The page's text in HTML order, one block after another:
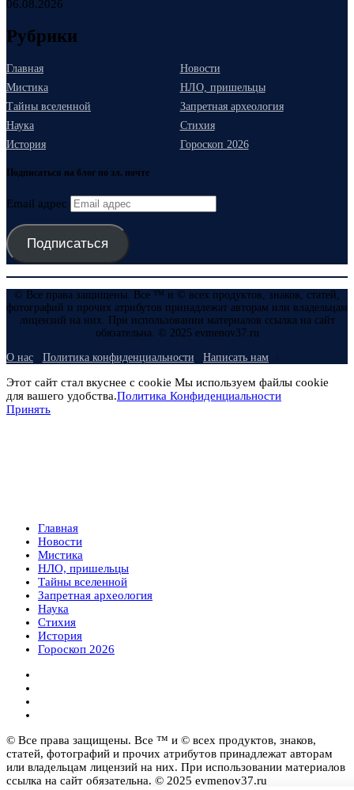
06.08.2026
Рубрики
Главная
Новости
Мистика
НЛО, пришельцы
Тайны вселенной
Запретная археология
Наука
Стихия
История
Гороскоп 2026
Подписаться на блог по эл. почте
Email адрес
Подписаться
© Все права защищены. Все ™ и © всех продуктов, знаков, статей,
фотографий и прочих атрибутов принадлежат авторам или владельцам
лицензий на них. При использовании материалов ссылка на сайт
обязательна. © 2025 evmenov37.ru
О нас Политика конфиденциальности Написать нам
Этот сайт стал вкуснее с cookie Мы используем файлы cookie
для вашего удобства.Политика Конфиденциальности
Принять
Главная
Новости
Мистика
НЛО, пришельцы
Тайны вселенной
Запретная археология
Наука
Стихия
История
Гороскоп 2026
© Все права защищены. Все ™ и © всех продуктов, знаков,
статей, фотографий и прочих атрибутов принадлежат авторам
или владельцам лицензий на них. При использовании материалов
ссылка на сайт обязательна. © 2025 evmenov37.ru